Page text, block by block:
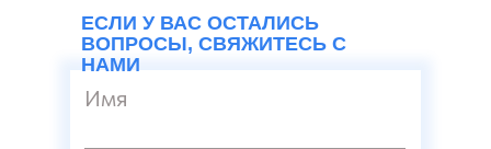
ЕСЛИ У ВАС ОСТАЛИСЬ
ВОПРОСЫ, СВЯЖИТЕСЬ С
НАМИ
Имя